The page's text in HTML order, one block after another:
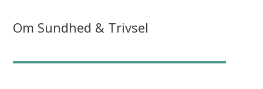
Om Sundhed & Trivsel